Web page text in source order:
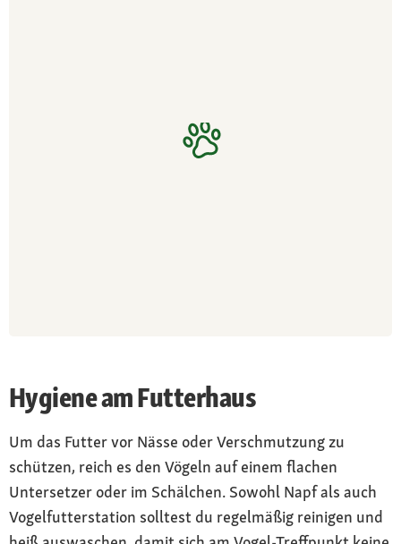
Hygiene am Futterhaus
Um das Futter vor Nässe oder Verschmutzung zu
schützen, reich es den Vögeln auf einem flachen
Untersetzer oder im Schälchen. Sowohl Napf als auch
Vogelfutterstation solltest du regelmäßig reinigen und